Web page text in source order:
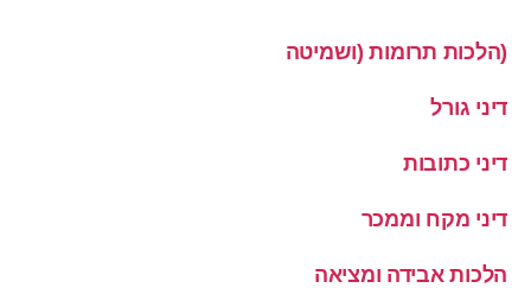
(הלכות תרומות (ושמיטה
דיני גורל
דיני כתובות
דיני מקח וממכר
הלכות אבידה ומציאה